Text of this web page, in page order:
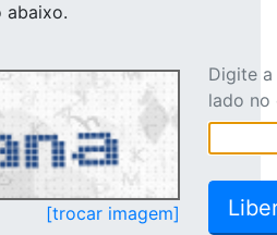
abaixo.
[trocar imagem]
Digite
lado no